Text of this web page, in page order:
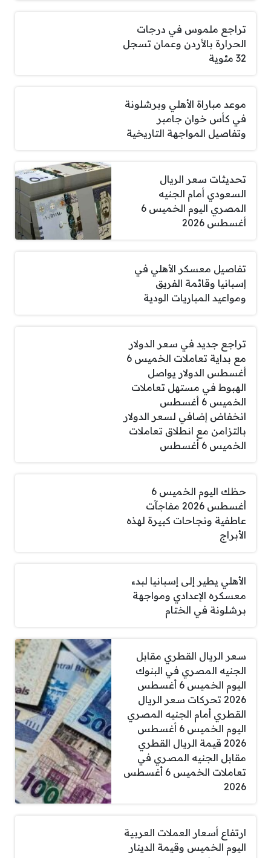
تراجع ملموس في درجات
الحرارة بالأردن وعمان تسجل
32 مئوية
موعد مباراة الأهلي وبرشلونة
في كأس خوان جامبر
وتفاصيل المواجهة التاريخية
تحديثات سعر الريال
السعودي أمام الجنيه
المصري اليوم الخميس 6
أغسطس 2026
تفاصيل معسكر الأهلي في
إسبانيا وقائمة الفريق
ومواعيد المباريات الودية
تراجع جديد في سعر الدولار
مع بداية تعاملات الخميس 6
أغسطس الدولار يواصل
الهبوط في مستهل تعاملات
الخميس 6 أغسطس
انخفاض إضافي لسعر الدولار
بالتزامن مع انطلاق تعاملات
الخميس 6 أغسطس
حظك اليوم الخميس 6
أغسطس 2026 مفاجآت
عاطفية ونجاحات كبيرة لهذه
الأبراج
الأهلي يطير إلى إسبانيا لبدء
معسكره الإعدادي ومواجهة
برشلونة في الختام
سعر الريال القطري مقابل
الجنيه المصري في البنوك
اليوم الخميس 6 أغسطس
2026 تحركات سعر الريال
القطري أمام الجنيه المصري
اليوم الخميس 6 أغسطس
2026 قيمة الريال القطري
مقابل الجنيه المصري في
تعاملات الخميس 6 أغسطس
2026
ارتفاع أسعار العملات العربية
اليوم الخميس وقيمة الدينار